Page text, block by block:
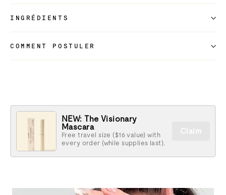
INGRÉDIENTS
COMMENT POSTULER
NEW: The Visionary
Mascara
Free travel size ($16 value) with
every order (while supplies last).
Claim